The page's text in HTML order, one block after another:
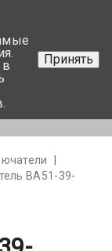
17-350-99-56
44-752-82-08
Задать вопрос
ВА51-39-
Принять